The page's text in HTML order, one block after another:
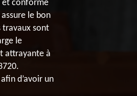
et conforme
le bon
travaux sont
le
attrayante à
d’avoir un